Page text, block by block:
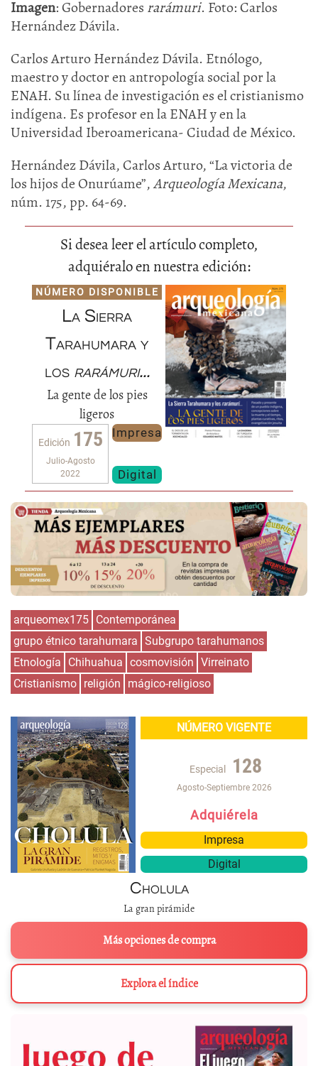
Imagen: Gobernadores rarámuri. Foto: Carlos
Hernández Dávila.
Carlos Arturo Hernández Dávila. Etnólogo,
maestro y doctor en antropología social por la
ENAH. Su línea de investigación es el cristianismo
indígena. Es profesor en la ENAH y en la
Universidad Iberoamericana- Ciudad de México.
Hernández Dávila, Carlos Arturo, “La victoria de
los hijos de Onurúame”,Arqueología Mexicana,
núm. 175, pp. 64-69.
Si desea leer el artículo completo,
adquiéralo en nuestra edición:
NÚMERO DISPONIBLE
La Sierra
Tarahumara y
los rarámuri...
La gente de los pies
ligeros
Edición 175
Julio-Agosto
2022
Impresa
Digital
arqueomex175 Contemporánea
grupo étnico tarahumara Subgrupo tarahumanos
Etnología
Chihuahua cosmovisión Virreinato
Cristianismo religión mágico-religioso
NÚMERO VIGENTE
Especial 128
Agosto-Septiembre 2026
Adquiérela
Impresa
Digital
Cholula
La gran pirámide
Más opciones de compra
Explora el índice